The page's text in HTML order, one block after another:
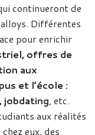
continueront de
Différentes
pour enrichir
offres de
aux
et l’école :
jobdating, etc.
aux réalités
eux, des